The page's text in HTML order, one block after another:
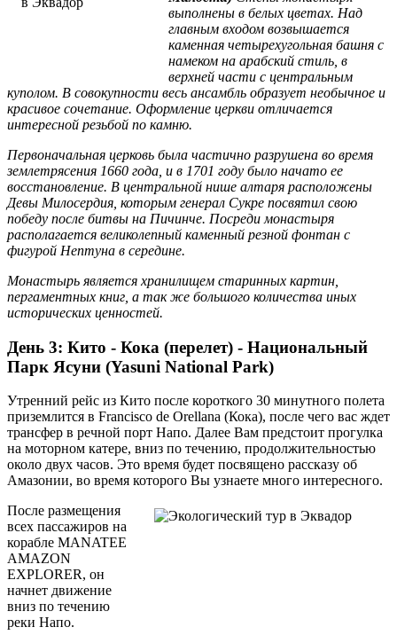
выполнены в белых цветах. Над
главным входом возвышается
каменная четырехугольная башня с
намеком на арабский стиль, в
верхней части с центральным
куполом. В совокупности весь ансамбль образует необычное и
красивое сочетание. Оформление церкви отличается
интересной резьбой по камню.
Первоначальная церковь была частично разрушена во время
землетрясения 1660 года, и в 1701 году было начато ее
восстановление. В центральной нише алтаря расположены
Девы Милосердия, которым генерал Сукре посвятил свою
победу после битвы на Пичинче. Посреди монастыря
располагается великолепный каменный резной фонтан с
фигурой Нептуна в середине.
Монастырь является хранилищем старинных картин,
пергаментных книг, а так же большого количества иных
исторических ценностей.
День 3: Кито - Кока (перелет) - Национальный
Парк Ясуни (Yasuni National Park)
Утренний рейс из Кито после короткого 30 минутного полета
приземлится в Francisco de Orellana (Кока), после чего вас ждет
трансфер в речной порт Напо. Далее Вам предстоит прогулка
на моторном катере, вниз по течению, продолжительностью
около двух часов. Это время будет посвящено рассказу об
Амазонии, во время которого Вы узнаете много интересного.
После размещения
всех пассажиров на
корабле MANATEE
AMAZON
EXPLORER, он
начнет движение
вниз по течению
реки Напо.